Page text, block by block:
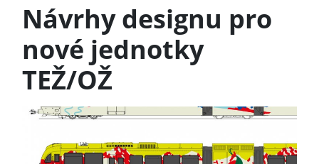
Návrhy designu pro
nové jednotky
TEŽ/OŽ